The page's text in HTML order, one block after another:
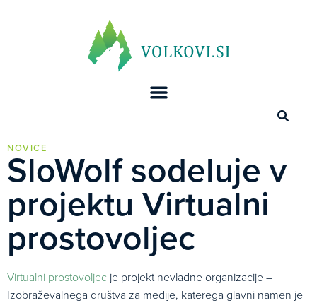
NOVICE
SloWolf sodeluje v
projektu Virtualni
prostovoljec
Virtualni prostovoljec je projekt nevladne organizacije –
Izobraževalnega društva za medije, katerega glavni namen je